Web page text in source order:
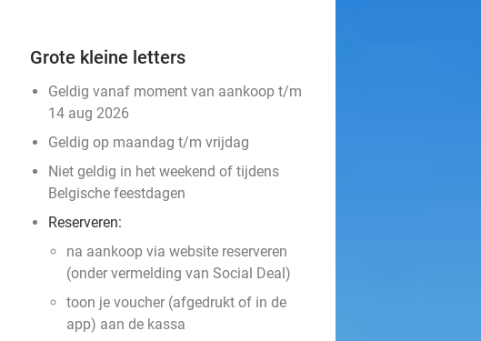
Grote kleine letters
Geldig vanaf moment van aankoop t/m
14 aug 2026
Geldig op maandag t/m vrijdag
Niet geldig in het weekend of tijdens
Belgische feestdagen
Reserveren:
na aankoop via website reserveren
(onder vermelding van Social Deal)
toon je voucher (afgedrukt of in de
app) aan de kassa